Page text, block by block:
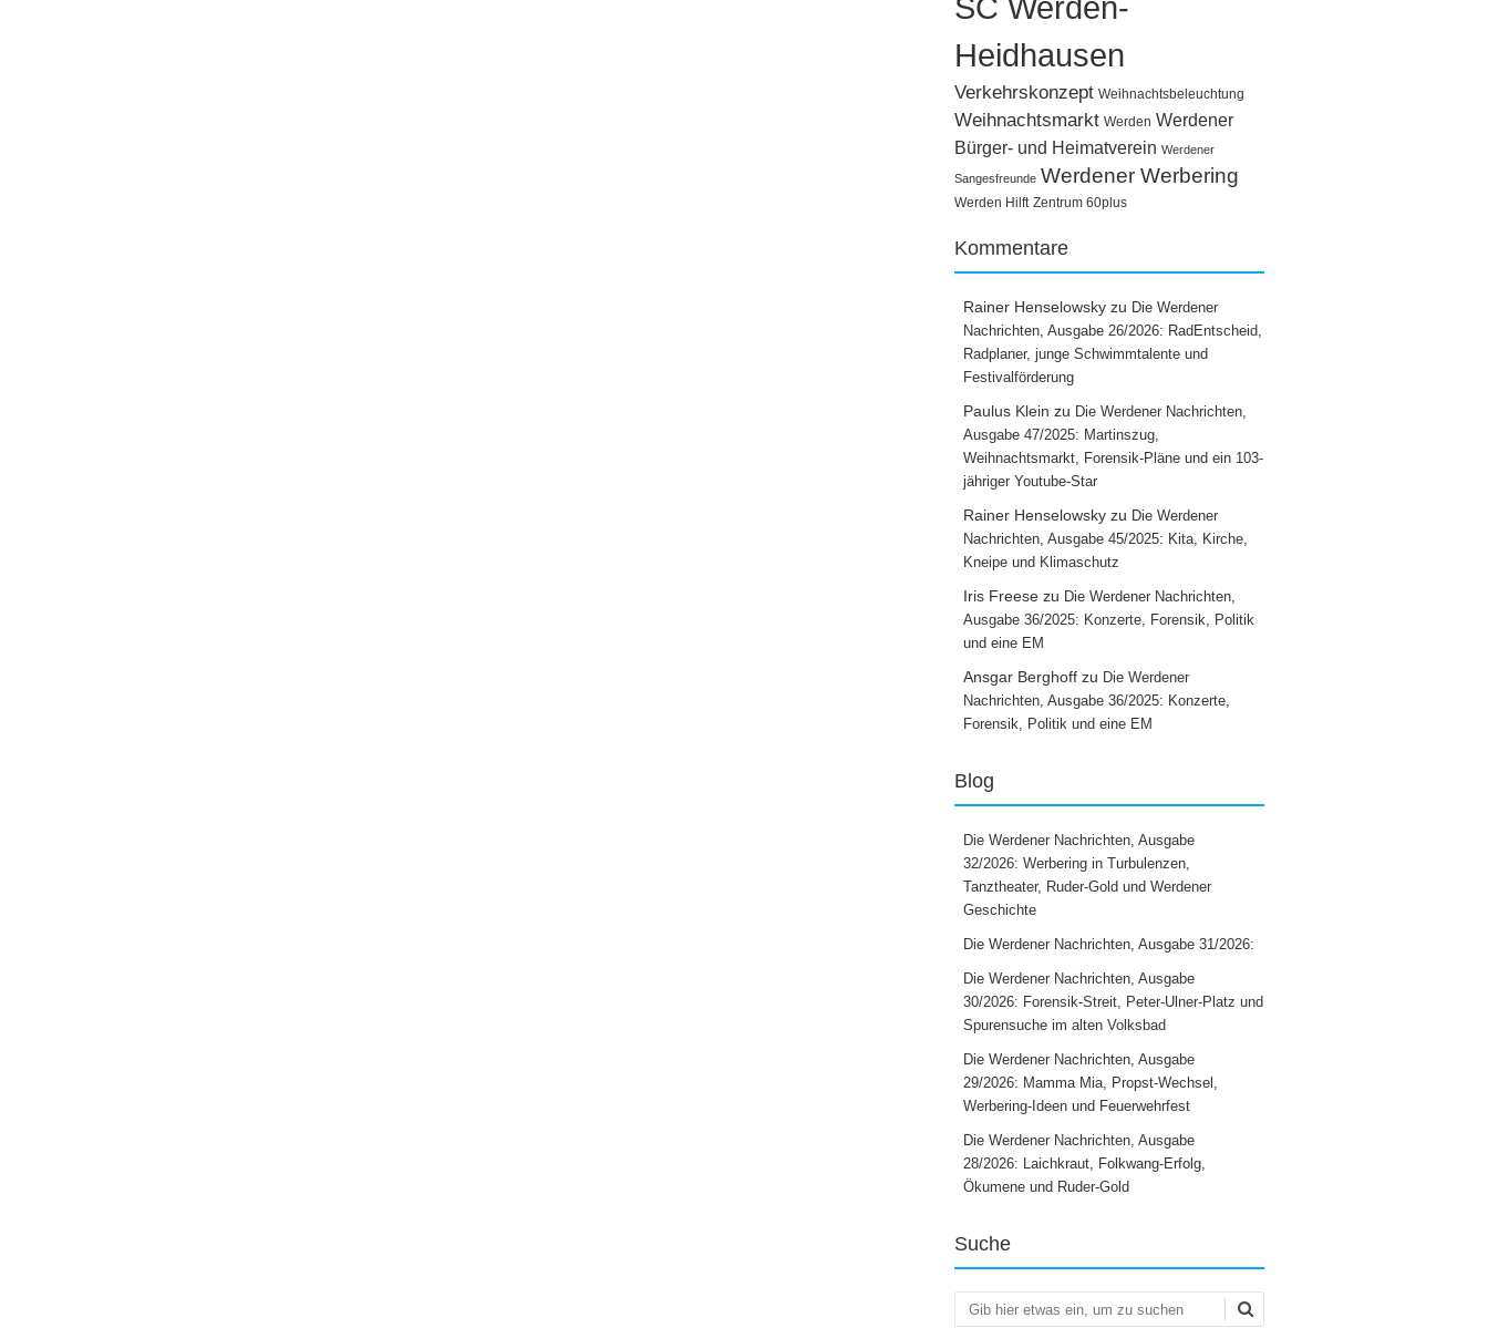
Heidhausen
Verkehrskonzept Weihnachtsbeleuchtung
Weihnachtsmarkt Werden Werdener
Bürger- und Heimatverein Werdener
Sangesfreunde Werdener Werbering
Werden Hilft Zentrum 60plus
Kommentare
Rainer Henselowsky zu Die Werdener
Nachrichten, Ausgabe 26/2026: RadEntscheid,
Radplaner, junge Schwimmtalente und
Festivalförderung
Paulus Klein zu Die Werdener Nachrichten,
Ausgabe 47/2025: Martinszug,
Weihnachtsmarkt, Forensik-Pläne und ein 103-
jähriger Youtube-Star
Rainer Henselowsky zu Die Werdener
Nachrichten, Ausgabe 45/2025: Kita, Kirche,
Kneipe und Klimaschutz
Iris Freese zu Die Werdener Nachrichten,
Ausgabe 36/2025: Konzerte, Forensik, Politik
und eine EM
Ansgar Berghoff zu Die Werdener
Nachrichten, Ausgabe 36/2025: Konzerte,
Forensik, Politik und eine EM
Blog
Die Werdener Nachrichten, Ausgabe
32/2026: Werbering in Turbulenzen,
Tanztheater, Ruder-Gold und Werdener
Geschichte
Die Werdener Nachrichten, Ausgabe 31/2026:
Die Werdener Nachrichten, Ausgabe
30/2026: Forensik-Streit, Peter-Ulner-Platz und
Spurensuche im alten Volksbad
Die Werdener Nachrichten, Ausgabe
29/2026: Mamma Mia, Propst-Wechsel,
Werbering-Ideen und Feuerwehrfest
Die Werdener Nachrichten, Ausgabe
28/2026: Laichkraut, Folkwang-Erfolg,
Ökumene und Ruder-Gold
Suche
Suchen